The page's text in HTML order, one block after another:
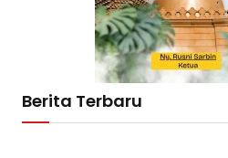
Berita Terbaru